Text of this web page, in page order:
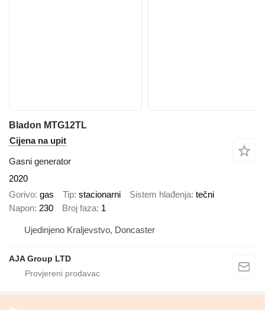
Bladon MTG12TL
Cijena na upit
Gasni generator
2020
Gorivo gas Tip stacionarni Sistem hlađenja tečni
Napon 230 Broj faza 1
Ujedinjeno Kraljevstvo, Doncaster
AJA Group LTD